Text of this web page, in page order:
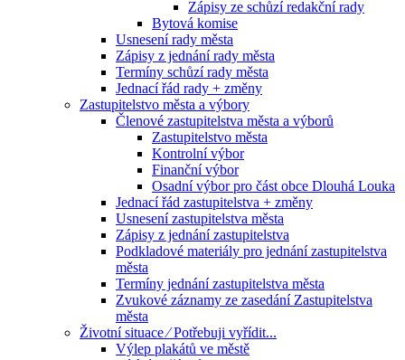
Zápisy ze schůzí redakční rady
Bytová komise
Usnesení rady města
Zápisy z jednání rady města
Termíny schůzí rady města
Jednací řád rady + změny
Zastupitelstvo města a výbory
Členové zastupitelstva města a výborů
Zastupitelstvo města
Kontrolní výbor
Finanční výbor
Osadní výbor pro část obce Dlouhá Louka
Jednací řád zastupitelstva + změny
Usnesení zastupitelstva města
Zápisy z jednání zastupitelstva
Podkladové materiály pro jednání zastupitelstva
města
Termíny jednání zastupitelstva města
Zvukové záznamy ze zasedání Zastupitelstva
města
Životní situace ⁄ Potřebuji vyřídit...
Výlep plakátů ve městě